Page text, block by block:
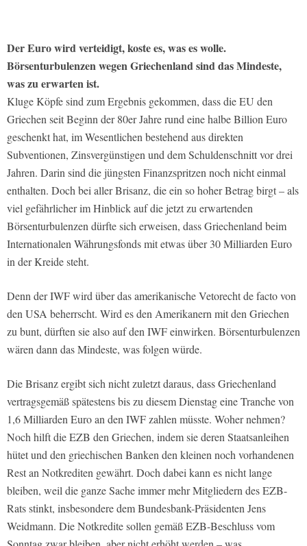
Der Euro wird verteidigt, koste es, was es wolle.
Börsenturbulenzen wegen Griechenland sind das Mindeste,
was zu erwarten ist.
Kluge Köpfe sind zum Ergebnis gekommen, dass die EU den
Griechen seit Beginn der 80er Jahre rund eine halbe Billion Euro
geschenkt hat, im Wesentlichen bestehend aus direkten
Subventionen, Zinsvergünstigen und dem Schuldenschnitt vor drei
Jahren. Darin sind die jüngsten Finanzspritzen noch nicht einmal
enthalten. Doch bei aller Brisanz, die ein so hoher Betrag birgt – als
viel gefährlicher im Hinblick auf die jetzt zu erwartenden
Börsenturbulenzen dürfte sich erweisen, dass Griechenland beim
Internationalen Währungsfonds mit etwas über 30 Milliarden Euro
in der Kreide steht.
Denn der IWF wird über das amerikanische Vetorecht de facto von
den USA beherrscht. Wird es den Amerikanern mit den Griechen
zu bunt, dürften sie also auf den IWF einwirken. Börsenturbulenzen
wären dann das Mindeste, was folgen würde.
Die Brisanz ergibt sich nicht zuletzt daraus, dass Griechenland
vertragsgemäß spätestens bis zu diesem Dienstag eine Tranche von
1,6 Milliarden Euro an den IWF zahlen müsste. Woher nehmen?
Noch hilft die EZB den Griechen, indem sie deren Staatsanleihen
hütet und den griechischen Banken den kleinen noch vorhandenen
Rest an Notkrediten gewährt. Doch dabei kann es nicht lange
bleiben, weil die ganze Sache immer mehr Mitgliedern des EZB-
Rats stinkt, insbesondere dem Bundesbank-Präsidenten Jens
Weidmann. Die Notkredite sollen gemäß EZB-Beschluss vom